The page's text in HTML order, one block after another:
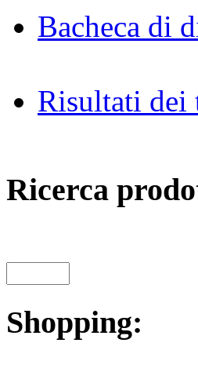
Bacheca di
Risultati dei
Ricerca
Shopping: